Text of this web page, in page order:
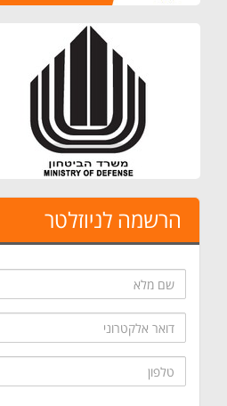
הרשמה לניוזלטר
שם
מלא
דואר
אלקטרוני
טלפון